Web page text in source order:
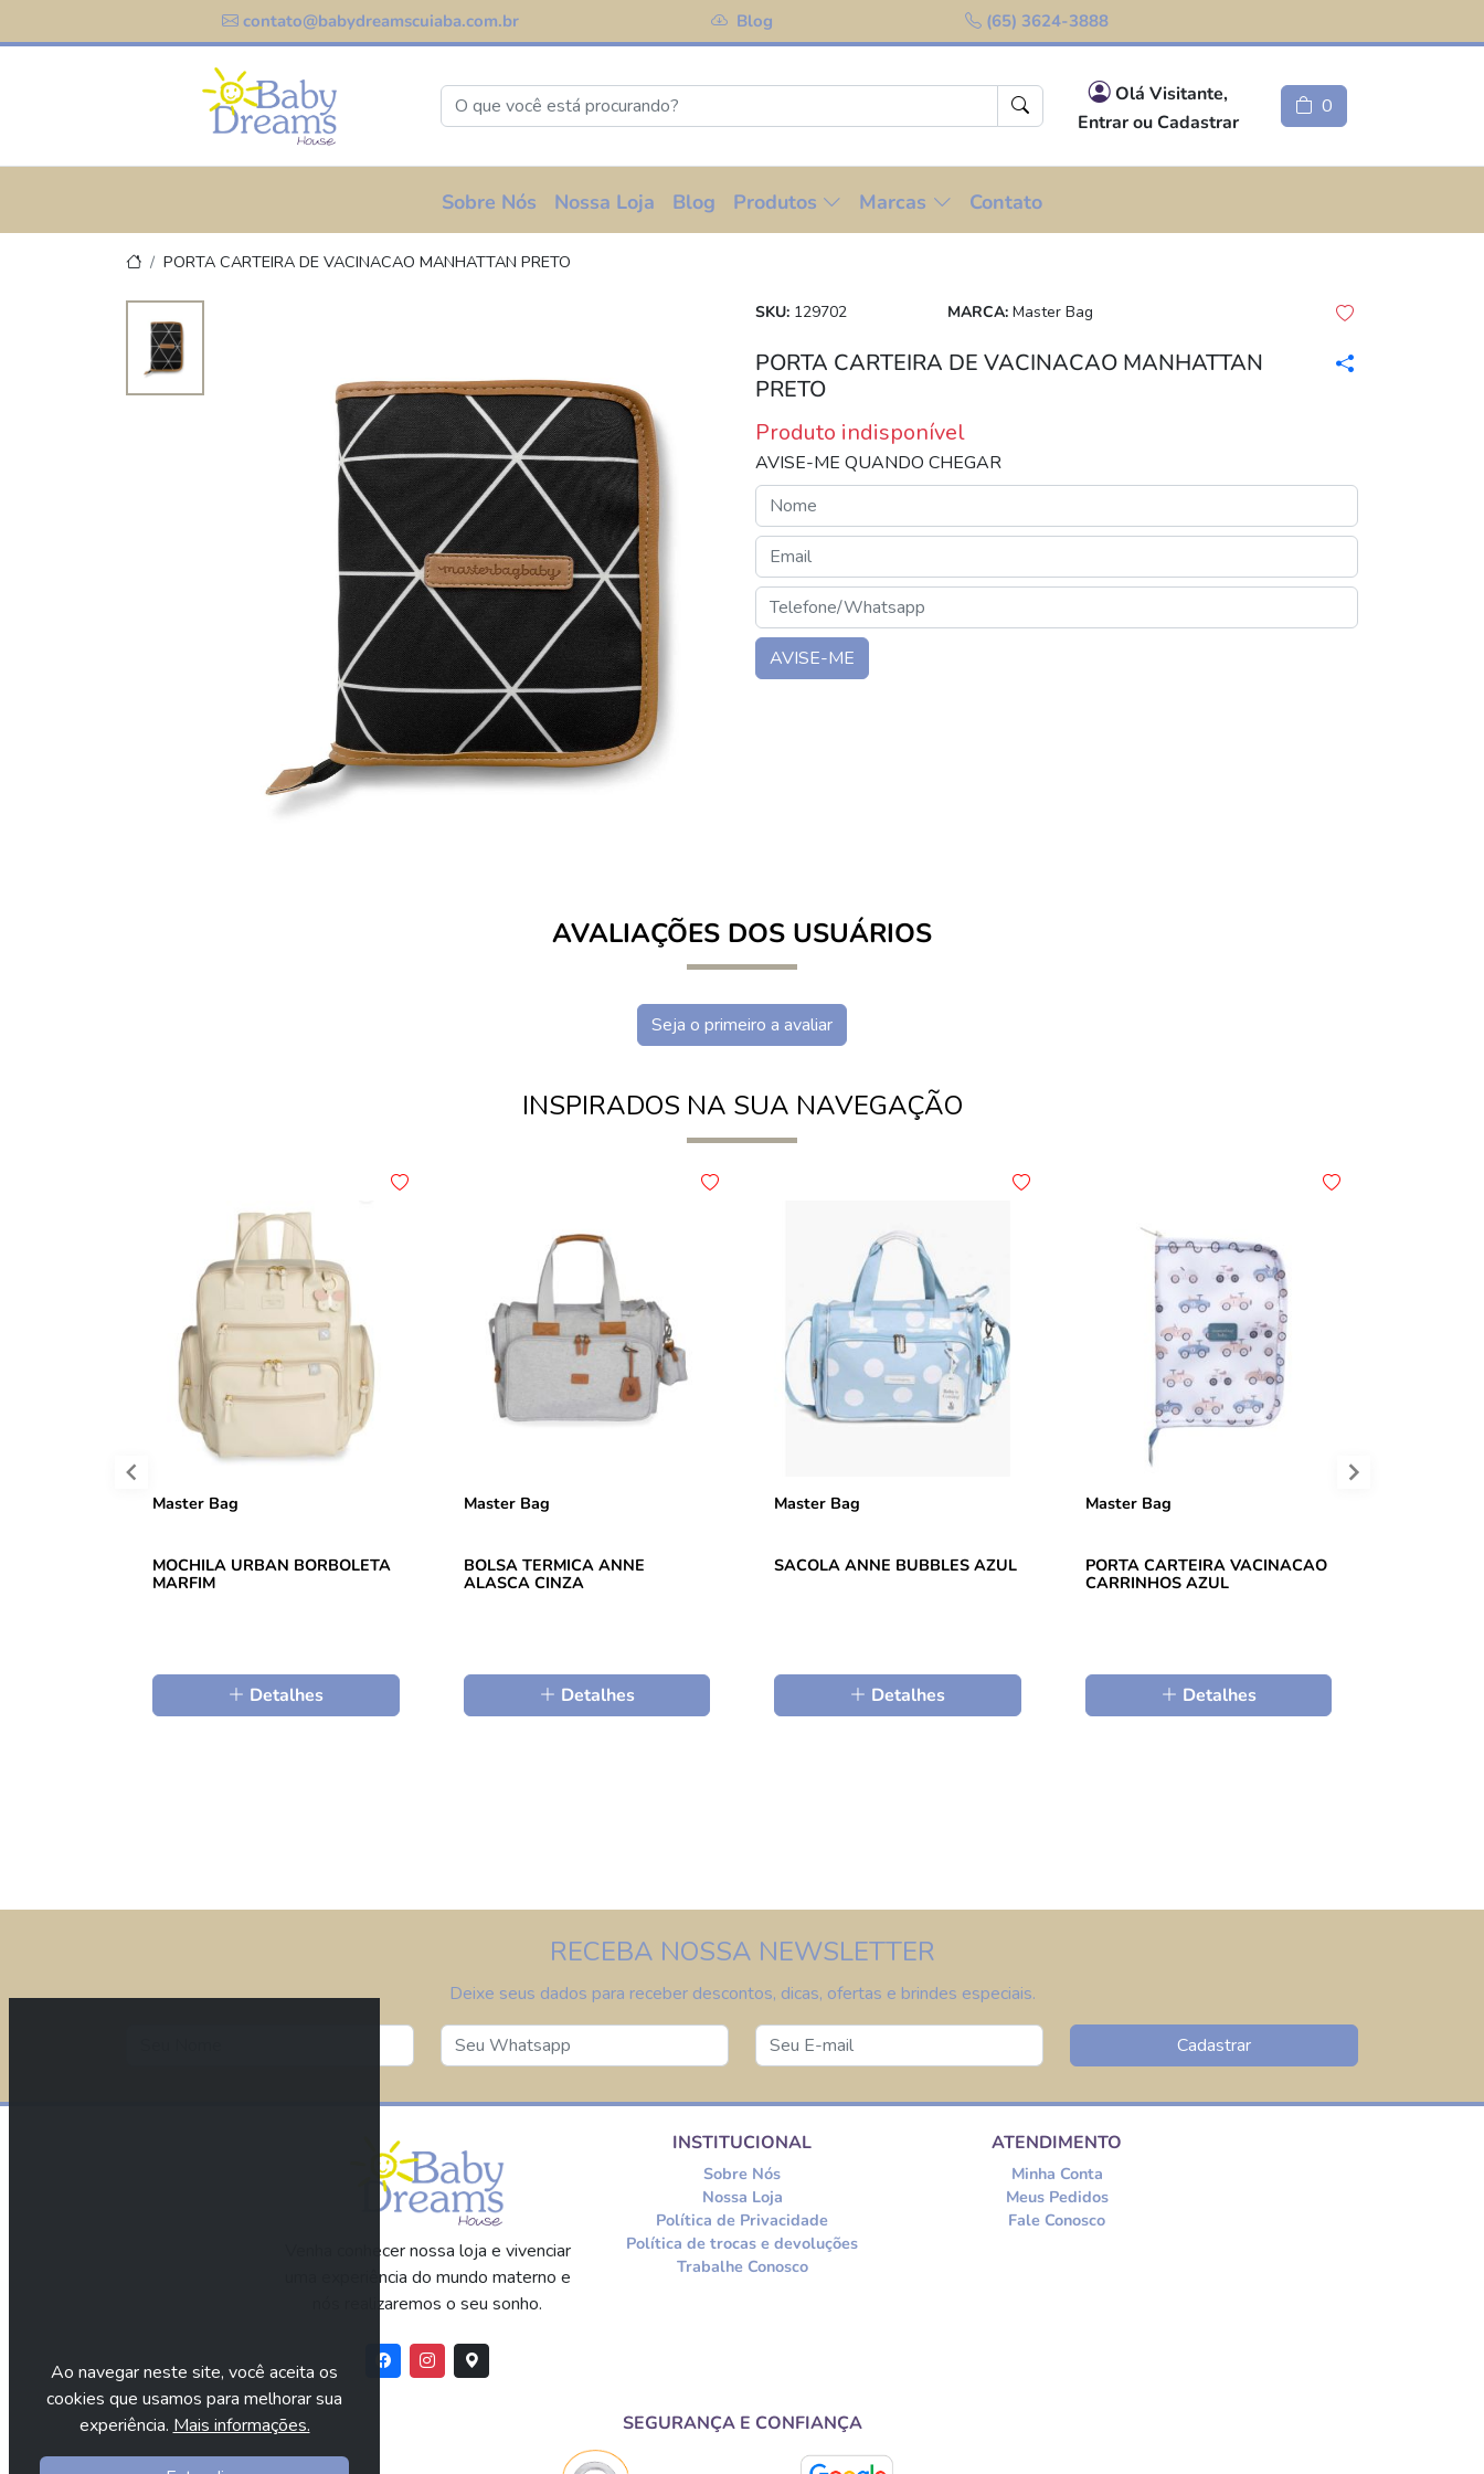
contato@babydreamscuiaba.com.br Blog (65) 3624-3888
Olá Visitante,
Entrar ou Cadastrar
0
Sobre Nós Nossa Loja Blog Produtos Marcas Contato
PORTA CARTEIRA DE VACINACAO MANHATTAN PRETO
SKU: 129702 MARCA: Master Bag
PORTA CARTEIRA DE VACINACAO MANHATTAN
PRETO
Produto indisponível
AVISE-ME QUANDO CHEGAR
AVISE-ME
AVALIAÇÕES DOS USUÁRIOS
Seja o primeiro a avaliar
INSPIRADOS NA SUA NAVEGAÇÃO
Master Bag
MOCHILA URBAN BORBOLETA
MARFIM
Detalhes
Master Bag
BOLSA TERMICA ANNE
ALASCA CINZA
Detalhes
Master Bag
SACOLA ANNE BUBBLES AZUL
Detalhes
Master Bag
PORTA CARTEIRA VACINACAO
CARRINHOS AZUL
Detalhes
RECEBA NOSSA NEWSLETTER
Deixe seus dados para receber descontos, dicas, ofertas e brindes especiais.
Cadastrar
Venha conhecer nossa loja e vivenciar
uma experiência do mundo materno e
nós realizaremos o seu sonho.
INSTITUCIONAL
Sobre Nós
Nossa Loja
Política de Privacidade
Política de trocas e devoluções
Trabalhe Conosco
ATENDIMENTO
Minha Conta
Meus Pedidos
Fale Conosco
SEGURANÇA E CONFIANÇA
Ao navegar neste site, você aceita os
cookies que usamos para melhorar sua
experiência. Mais informações.